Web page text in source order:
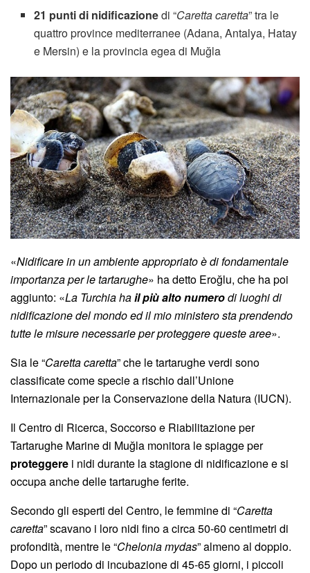
21 punti di nidificazionedi “Caretta caretta” tra le
quattro province mediterranee (Adana, Antalya, Hatay
e Mersin) e la provincia egea di Muğla
«Nidificare in un ambiente appropriato è di fondamentale
importanza per le tartarughe» ha detto Eroğlu, che ha poi
aggiunto: «La Turchia hail più alto numerodi luoghi di
nidificazione del mondo ed il mio ministero sta prendendo
tutte le misure necessarie per proteggere queste aree».
Sia le “Caretta caretta” che le tartarughe verdi sono
classificate come specie a rischio dall’Unione
Internazionale per la Conservazione della Natura (IUCN).
Il Centro di Ricerca, Soccorso e Riabilitazione per
Tartarughe Marine di Muğla monitora le spiagge per
proteggere i nidi durante la stagione di nidificazione e si
occupa anche delle tartarughe ferite.
Secondo gli esperti del Centro, le femmine di “Caretta
caretta” scavano i loro nidi fino a circa 50-60 centimetri di
profondità, mentre le “Chelonia mydas” almeno al doppio.
Dopo un periodo di incubazione di 45-65 giorni, i piccoli